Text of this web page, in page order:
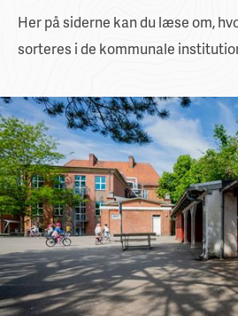
Her på siderne kan du læse om,
sorteres i de kommunale